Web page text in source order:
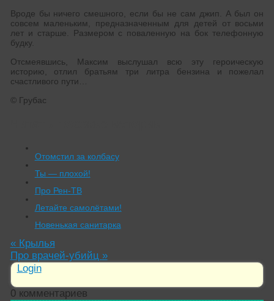
Вроде бы ничего смешного, если бы не сам джип. А был он
совсем маленьким, предназначенным для детей от восьми
лет и старше. Размером с поваленную на бок телефонную
будку.
Отсмеявшись, Максим выслушал всю эту героическую
историю, отлил братьям три литра бензина и пожелал
счастливого пути…
© Грубас
Отомстил за колбасу
Ты — плохой!
Про Рен-ТВ
Летайте самолётами!
Новенькая санитарка
«Крылья
Про врачей-убийц »
Login
0комментариев